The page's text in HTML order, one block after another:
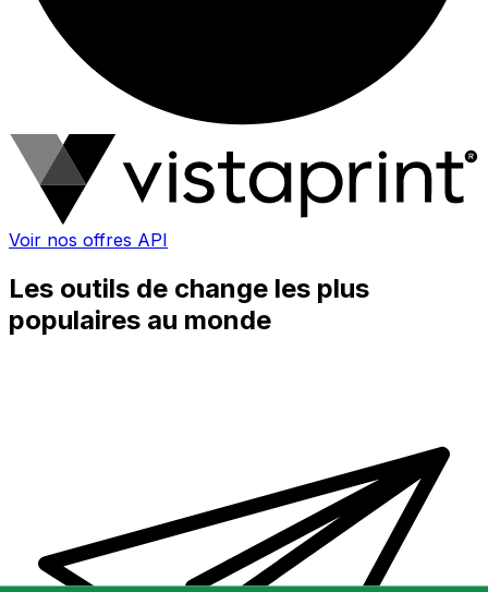
Voir nos offres API
Les outils de change les plus
populaires au monde